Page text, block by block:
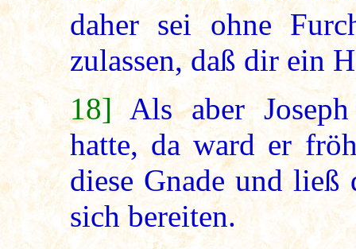
daher sei ohne
zulassen, daß dir ein
18] Als aber
hatte, da ward er
diese Gnade und ließ
sich bereiten.